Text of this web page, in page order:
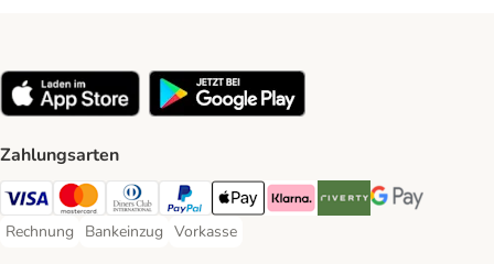
Zahlungsarten
Visa Payment Method
Mastercard Payment Method
Diners Club Payment Method
PayPal Payment Method
Apple Pay Payment Method
Klarna Payment Method
Riverty Payment Method
Google Pay
Rechnung
Rechnung Payment Method
Bankeinzug
Bankeinzug Payment Method
Vorkasse
Vorkasse Payment Method